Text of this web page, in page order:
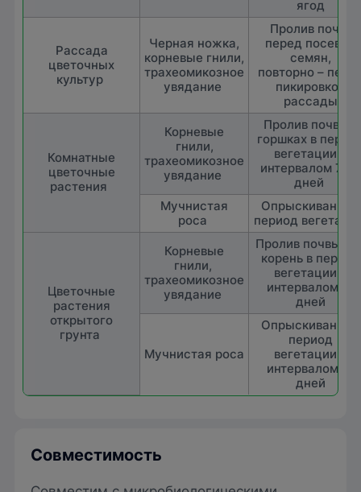
ягод
Рассада
цветочных
культур
Черная ножка,
корневые гнили,
трахеомикозное
увядание
Пролив почвы
перед посевом
семян,
повторно –
пикировкой
рассады
Комнатные
цветочные
растения
Корневые
гнили,
трахеомикозное
увядание
Пролив почвы в
горшках в
вегетации с
интервалом 7-14
дней
Мучнистая
роса
Опрыскивание в
период
Цветочные
растения
открытого
грунта
Корневые
гнили,
трахеомикозное
увядание
Пролив почвы
корень в период
вегетации с
интервалом 15
дней
Мучнистая роса
Опрыскивание в
период
вегетации с
интервалом 15
дней
Совместимость